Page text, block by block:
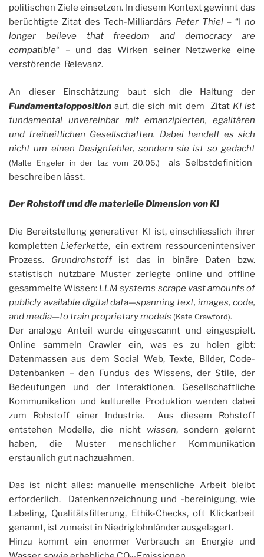
politischen Ziele einsetzen. In diesem Kontext gewinnt das
berüchtigte Zitat des Tech-Milliardärs Peter Thiel– “I no
longer believe that freedom and democracy are
compatible“ – und das Wirken seiner Netzwerke eine
verstörende Relevanz.
An dieser Einschätzung baut sich die Haltung der
Fundamentalopposition auf, die sich mit dem Zitat KI ist
fundamental unvereinbar mit emanzipierten, egalitären
und freiheitlichen Gesellschaften. Dabei handelt es sich
nicht um einen Designfehler, sondern sie ist so gedacht
(Malte Engeler in der taz vom 20.06.)
als Selbstdefinition
beschreiben lässt.
Der Rohstoff und die materielle Dimension von KI
Die Bereitstellung generativer KI ist, einschliesslich ihrer
kompletten Lieferkette, ein extrem ressourcenintensiver
Prozess. Grundrohstoffist das in binäre Daten bzw.
statistisch nutzbare Muster zerlegte online und offline
gesammelte Wissen: LLM systems scrape vast amounts of
publicly available digital data—spanning text, images, code,
and media—to train proprietary models (Kate Crawford).
Der analoge Anteil wurde eingescannt und eingespielt.
Online sammeln Crawler ein, was es zu holen gibt:
Datenmassen aus dem Social Web, Texte, Bilder, Code-
Datenbanken – den Fundus des Wissens, der Stile, der
Bedeutungen und der Interaktionen. Gesellschaftliche
Kommunikation und kulturelle Produktion werden dabei
zum Rohstoff einer Industrie. Aus diesem Rohstoff
entstehen Modelle, die nicht wissen, sondern gelernt
haben, die Muster menschlicher Kommunikation
erstaunlich gut nachzuahmen.
Das ist nicht alles: manuelle menschliche Arbeit bleibt
erforderlich. Datenkennzeichnung und -bereinigung, wie
Labeling, Qualitätsfilterung, Ethik-Checks, oft Klickarbeit
genannt, ist zumeist in Niedriglohnländer ausgelagert.
Hinzu kommt ein enormer Verbrauch an Energie und